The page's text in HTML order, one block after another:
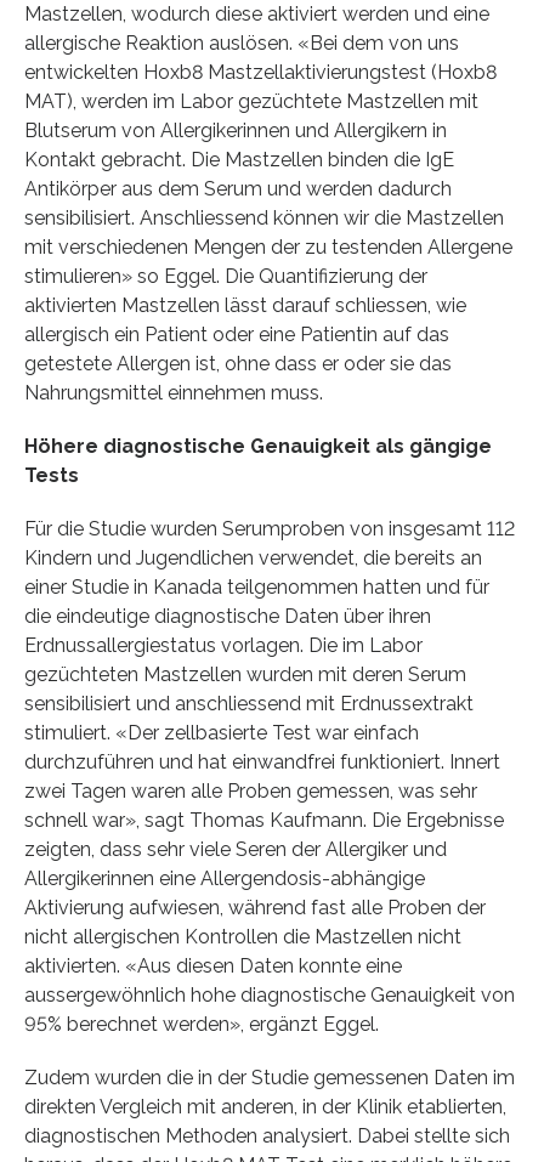
Mastzellen, wodurch diese aktiviert werden und eine
allergische Reaktion auslösen. «Bei dem von uns
entwickelten Hoxb8 Mastzellaktivierungstest (Hoxb8
MAT), werden im Labor gezüchtete Mastzellen mit
Blutserum von Allergikerinnen und Allergikern in
Kontakt gebracht. Die Mastzellen binden die IgE
Antikörper aus dem Serum und werden dadurch
sensibilisiert. Anschliessend können wir die Mastzellen
mit verschiedenen Mengen der zu testenden Allergene
stimulieren» so Eggel. Die Quantifizierung der
aktivierten Mastzellen lässt darauf schliessen, wie
allergisch ein Patient oder eine Patientin auf das
getestete Allergen ist, ohne dass er oder sie das
Nahrungsmittel einnehmen muss.
Höhere diagnostische Genauigkeit als gängige
Tests
Für die Studie wurden Serumproben von insgesamt 112
Kindern und Jugendlichen verwendet, die bereits an
einer Studie in Kanada teilgenommen hatten und für
die eindeutige diagnostische Daten über ihren
Erdnussallergiestatus vorlagen. Die im Labor
gezüchteten Mastzellen wurden mit deren Serum
sensibilisiert und anschliessend mit Erdnussextrakt
stimuliert. «Der zellbasierte Test war einfach
durchzuführen und hat einwandfrei funktioniert. Innert
zwei Tagen waren alle Proben gemessen, was sehr
schnell war», sagt Thomas Kaufmann. Die Ergebnisse
zeigten, dass sehr viele Seren der Allergiker und
Allergikerinnen eine Allergendosis-abhängige
Aktivierung aufwiesen, während fast alle Proben der
nicht allergischen Kontrollen die Mastzellen nicht
aktivierten. «Aus diesen Daten konnte eine
aussergewöhnlich hohe diagnostische Genauigkeit von
95% berechnet werden», ergänzt Eggel.
Zudem wurden die in der Studie gemessenen Daten im
direkten Vergleich mit anderen, in der Klinik etablierten,
diagnostischen Methoden analysiert. Dabei stellte sich